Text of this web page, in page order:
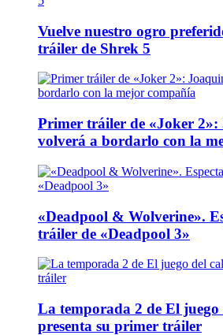
Vuelve nuestro ogro
tráiler de Shrek 5
Primer tráiler de «Joker 2»:
volverá a bordarlo con la
«Deadpool & Wolverine».
tráiler de «Deadpool 3»
La temporada 2 de El
presenta su primer tráiler